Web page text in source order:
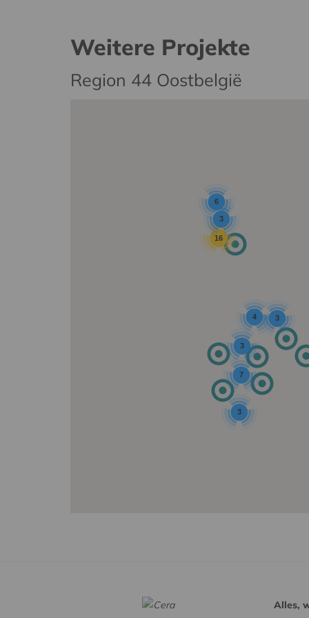
Weitere Projekte
Region 44 Oostbelgië
4
16
6
3
7
3
3
3
Alles,